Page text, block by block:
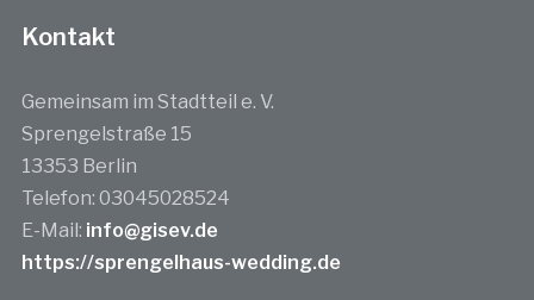
Kontakt
Gemeinsam im Stadtteil e. V.
Sprengelstraße 15
13353 Berlin
Telefon: 03045028524
E-Mail: info@gisev.de
https://sprengelhaus-wedding.de